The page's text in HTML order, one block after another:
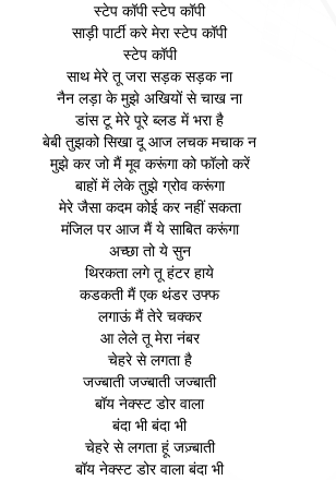
स्टेप कॉपी स्टेप कॉपी
साड़ी पार्टी करे मेरा स्टेप कॉपी
स्टेप कॉपी
साथ मेरे तू जरा सड़क सड़क ना
नैन लड़ा के मुझे अखियों से चाख ना
डांस टू मेरे पूरे ब्लड में भरा है
बेबी तुझको सिखा दू आज लचक मचाक न
मुझे कर जो मैं मूव करूंगा को फॉलो करें
बाहों में लेके तुझे ग्रोव करूंगा
मेरे जैसा कदम कोई कर नहीं सकता
मंजिल पर आज मैं ये साबित करूंगा
अच्छा तो ये सुन
थिरकता लगे तू हंटर हाये
कडकती मैं एक थंडर उफ्फ
लगाऊं मैं तेरे चक्कर
आ लेले तू मेरा नंबर
चेहरे से लगता है
जज्बाती जज्बाती जज्बाती
बॉय नेक्स्ट डोर वाला
बंदा भी बंदा भी
चेहरे से लगता हूं जज़्बाती
बॉय नेक्स्ट डोर वाला बंदा भी